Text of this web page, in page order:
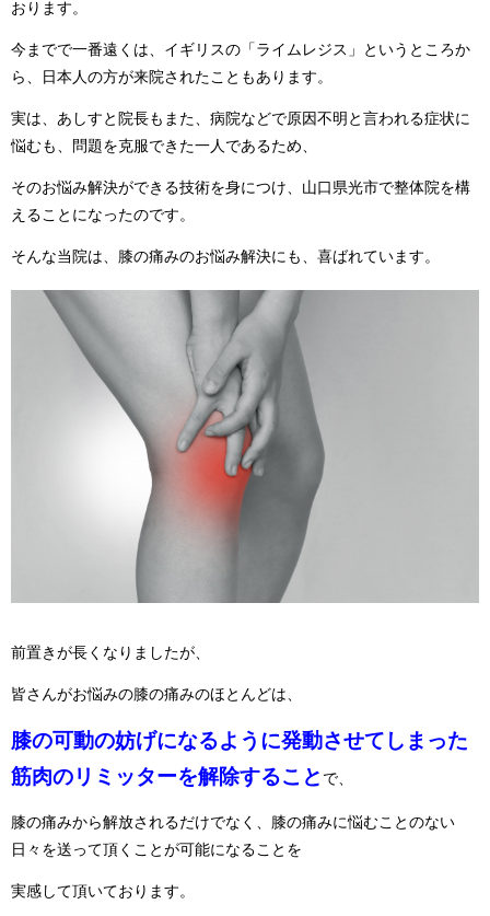
おります。
今までで一番遠くは、イギリスの「ライムレジス」というところか
ら、日本人の方が来院されたこともあります。
実は、あしすと院長もまた、病院などで原因不明と言われる症状に
悩むも、問題を克服できた一人であるため、
そのお悩み解決ができる技術を身につけ、山口県光市で整体院を構
えることになったのです。
そんな当院は、膝の痛みのお悩み解決にも、喜ばれています。
前置きが長くなりましたが、
皆さんがお悩みの膝の痛みのほとんどは、
膝の可動の妨げになるように発動させてしまった
筋肉のリミッターを解除すること で、
膝の痛みから解放されるだけでなく、膝の痛みに悩むことのない
日々を送って頂くことが可能になることを
実感して頂いております。